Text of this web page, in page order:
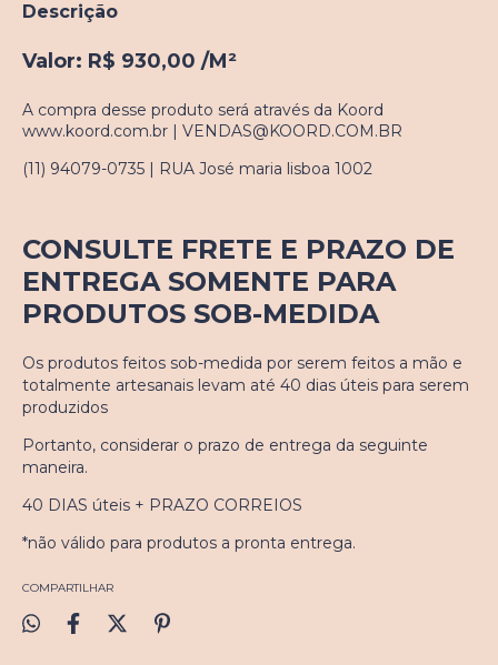
Descrição
Valor: R$ 930,00 /M²
A compra desse produto será através da Koord
www.koord.com.br | VENDAS@KOORD.COM.BR
(11) 94079-0735 | RUA José maria lisboa 1002
CONSULTE FRETE E PRAZO DE
ENTREGA SOMENTE PARA
PRODUTOS SOB-MEDIDA
Os produtos feitos sob-medida por serem feitos a mão e
totalmente artesanais levam até 40 dias úteis para serem
produzidos
Portanto, considerar o prazo de entrega da seguinte
maneira.
40 DIAS úteis + PRAZO CORREIOS
*não válido para produtos a pronta entrega.
COMPARTILHAR